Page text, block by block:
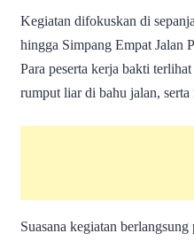
Kegiatan difokuskan di
hingga Simpang Empat Jalan
Para peserta kerja bakti
rumput liar di bahu jalan,
Suasana kegiatan